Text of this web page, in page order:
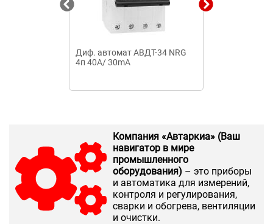
Диф. автомат АВДТ-34 NRG
4п 40А/ 30mA
Компания «Автаркиа» (Ваш
навигатор в мире
промышленного
оборудования) – это приборы
и автоматика для измерений,
контроля и регулирования,
сварки и обогрева, вентиляции
и очистки.